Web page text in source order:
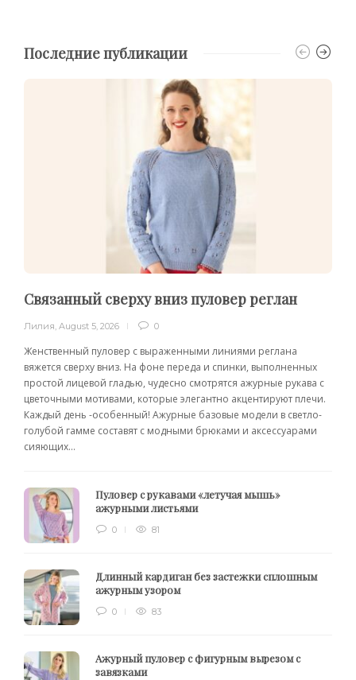
Последние публикации
Связанный сверху вниз пуловер реглан
Лилия, August 5, 2026 0
Женственный пуловер с выраженными линиями реглана
вяжется сверху вниз. На фоне переда и спинки, выполненных
простой лицевой гладью, чудесно смотрятся ажурные рукава с
цветочными мотивами, которые элегантно акцентируют плечи.
Каждый день -особенный! Ажурные базовые модели в светло-
голубой гамме составят с модными брюками и аксессуарами
сияющих...
Пуловер с рукавами «летучая мышь»
ажурными листьями
0 81
Длинный кардиган без застежки сплошным
ажурным узором
0 83
Ажурный пуловер с фигурным вырезом с
завязками